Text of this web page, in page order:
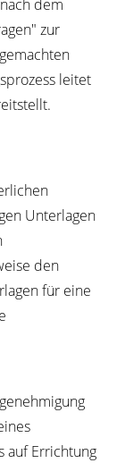
dem
zur
leitet
Unterlagen
den
für eine
auf Errichtung